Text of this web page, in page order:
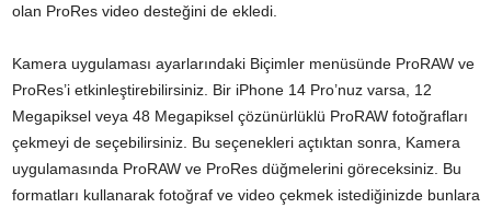
olan ProRes video desteğini de ekledi.
Kamera uygulaması ayarlarındaki Biçimler menüsünde ProRAW ve
ProRes’i etkinleştirebilirsiniz. Bir iPhone 14 Pro’nuz varsa, 12
Megapiksel veya 48 Megapiksel çözünürlüklü ProRAW fotoğrafları
çekmeyi de seçebilirsiniz. Bu seçenekleri açtıktan sonra, Kamera
uygulamasında ProRAW ve ProRes düğmelerini göreceksiniz. Bu
formatları kullanarak fotoğraf ve video çekmek istediğinizde bunlara